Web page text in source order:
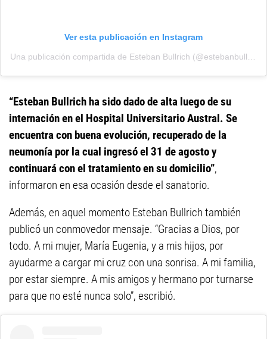
Ver esta publicación en Instagram
Una publicación compartida de Esteban Bullrich (@estebanbullrich)
“Esteban Bullrich ha sido dado de alta luego de su
internación en el Hospital Universitario Austral. Se
encuentra con buena evolución, recuperado de la
neumonía por la cual ingresó el 31 de agosto y
continuará con el tratamiento en su domicilio”,
informaron en esa ocasión desde el sanatorio.
Además, en aquel momento Esteban Bullrich también
publicó un conmovedor mensaje. “Gracias a Dios, por
todo. A mi mujer, María Eugenia, y a mis hijos, por
ayudarme a cargar mi cruz con una sonrisa. A mi familia,
por estar siempre. A mis amigos y hermano por turnarse
para que no esté nunca solo”, escribió.